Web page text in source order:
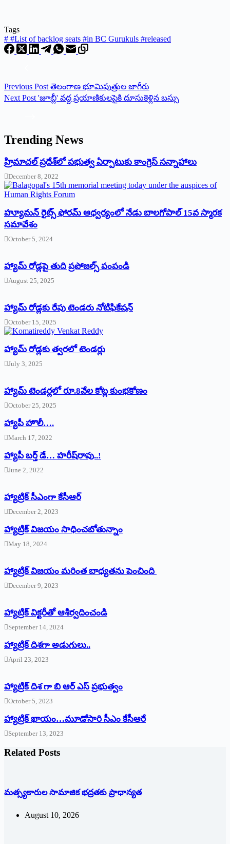
Tags
# #List of backlog seats #in BC Gurukuls #released
Previous Post తెలంగాణ భూమిపుత్రుల జాగీరు
Next Post 'జూబ్లీ' వద్ద ప్రయాణికులపైకి దూసుకెళ్లిన బస్సు
Trending News
‌హ్రిమాచల్‌ ‌ప్రదేశ్‌లో పభుత్వ ఏర్పాటుకు కాంగ్రెస్‌ ‌సన్నాహాలు
December 8, 2022
హ్యూమన్‌ రైట్స్‌ ఫోరమ్‌ ఆధ్వర్యంలో నేడు బాలగోపాల్‌ 15వ స్మారక
సమావేశం
October 5, 2024
హ్యామ్‌ రోడ్లపై తుది ప్రపోజల్స్‌ పంపండి
August 25, 2025
హ్యామ్‌ రోడ్లకు రేపు టెండరు నోటిఫికేషన్‌
October 15, 2025
హ్యామ్‌ రోడ్లకు త్వరలో టెండర్లు
July 3, 2025
హ్యామ్‌ ‌టెండర్లలో రూ.8వేల కోట్ల కుంభకోణం
October 25, 2025
హ్యాపీ హొలీ….
March 17, 2022
హ్యాపీ బర్త్ ‌డే… హరీష్‌రావు..!
June 2, 2022
హ్యాట్రిక్‌ ‌సీఎంగా కేసీఆర్‌
December 2, 2023
హ్యాట్రిక్‌ విజయం సాధించబోతున్నాం
May 18, 2024
హ్యాట్రిక్ విజయం మరింత బాధ్యతను పెంచింది
December 9, 2023
హ్యాట్రిక్‌ ‌విక్టరీతో ఆశీర్వదించండి
September 14, 2024
‌హ్యాట్రిక్‌ ‌దిశగా అడుగులు..
April 23, 2023
హ్యాట్రిక్ దిశ గా బి ఆర్ ఎస్ ప్రభుత్వం
October 5, 2023
హ్యాట్రిక్‌ ‌ఖాయం…మూడోసారి సీఎం కేసీఆరే
September 13, 2023
Related Posts
మత్స్యకారుల సామాజిక భద్రతకు ప్రాధాన్యత
August 10, 2026